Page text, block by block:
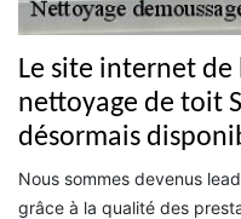
Le site internet de
nettoyage de toit
désormais
Nous sommes devenus
grâce à la qualité des